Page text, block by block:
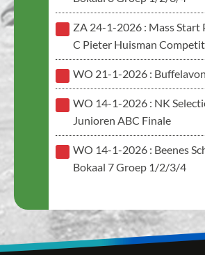
ZA 24-1-2026 : Mass Start
C Pieter Huisman
WO 21-1-2026 :
WO 14-1-2026 : NK
Junioren ABC Finale
WO 14-1-2026 : Beenes
Bokaal 7 Groep 1/2/3/4